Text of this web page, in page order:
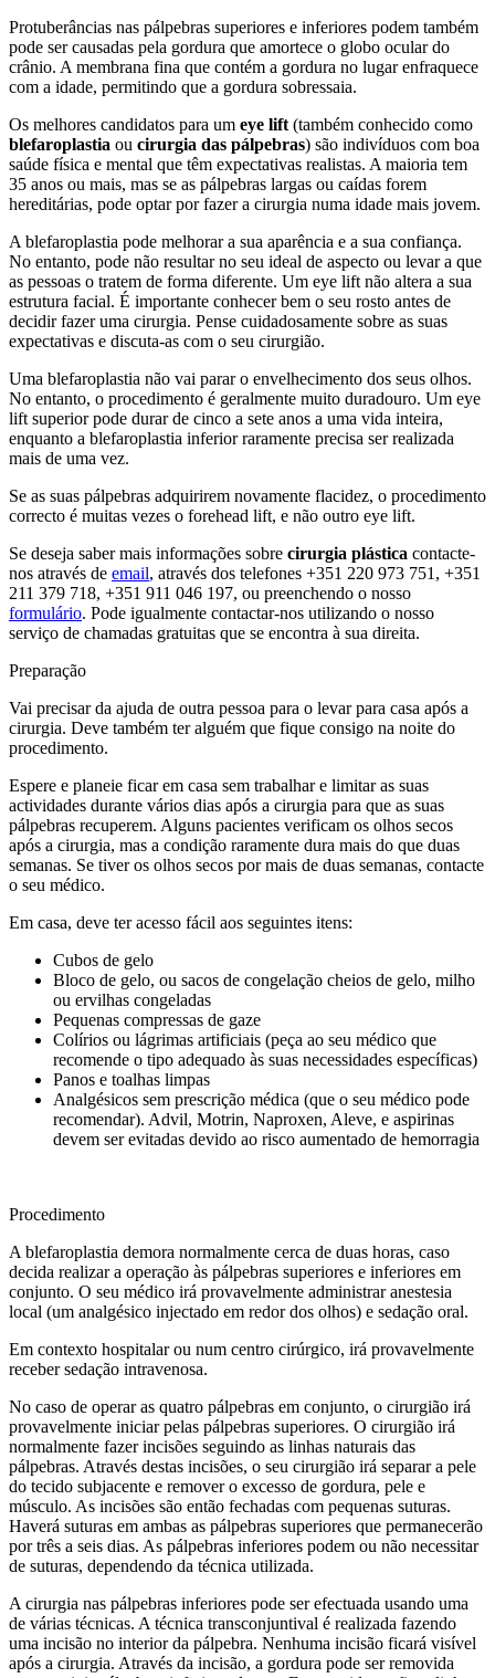
Protuberâncias nas pálpebras superiores e inferiores podem também
pode ser causadas pela gordura que amortece o globo ocular do
crânio. A membrana fina que contém a gordura no lugar enfraquece
com a idade, permitindo que a gordura sobressaia.
Os melhores candidatos para um eye lift (também conhecido como
blefaroplastia ou cirurgia das pálpebras) são indivíduos com boa
saúde física e mental que têm expectativas realistas. A maioria tem
35 anos ou mais, mas se as pálpebras largas ou caídas forem
hereditárias, pode optar por fazer a cirurgia numa idade mais jovem.
A blefaroplastia pode melhorar a sua aparência e a sua confiança.
No entanto, pode não resultar no seu ideal de aspecto ou levar a que
as pessoas o tratem de forma diferente. Um eye lift não altera a sua
estrutura facial. É importante conhecer bem o seu rosto antes de
decidir fazer uma cirurgia. Pense cuidadosamente sobre as suas
expectativas e discuta-as com o seu cirurgião.
Uma blefaroplastia não vai parar o envelhecimento dos seus olhos.
No entanto, o procedimento é geralmente muito duradouro. Um eye
lift superior pode durar de cinco a sete anos a uma vida inteira,
enquanto a blefaroplastia inferior raramente precisa ser realizada
mais de uma vez.
Se as suas pálpebras adquirirem novamente flacidez, o procedimento
correcto é muitas vezes o forehead lift, e não outro eye lift.
Se deseja saber mais informações sobre cirurgia plástica contacte-
nos através de email, através dos telefones +351 220 973 751, +351
211 379 718, +351 911 046 197, ou preenchendo o nosso
formulário. Pode igualmente contactar-nos utilizando o nosso
serviço de chamadas gratuitas que se encontra à sua direita.
Preparação
Vai precisar da ajuda de outra pessoa para o levar para casa após a
cirurgia. Deve também ter alguém que fique consigo na noite do
procedimento.
Espere e planeie ficar em casa sem trabalhar e limitar as suas
actividades durante vários dias após a cirurgia para que as suas
pálpebras recuperem. Alguns pacientes verificam os olhos secos
após a cirurgia, mas a condição raramente dura mais do que duas
semanas. Se tiver os olhos secos por mais de duas semanas, contacte
o seu médico.
Em casa, deve ter acesso fácil aos seguintes itens:
Cubos de gelo
Bloco de gelo, ou sacos de congelação cheios de gelo, milho
ou ervilhas congeladas
Pequenas compressas de gaze
Colírios ou lágrimas artificiais (peça ao seu médico que
recomende o tipo adequado às suas necessidades específicas)
Panos e toalhas limpas
Analgésicos sem prescrição médica (que o seu médico pode
recomendar). Advil, Motrin, Naproxen, Aleve, e aspirinas
devem ser evitadas devido ao risco aumentado de hemorragia
Procedimento
A blefaroplastia demora normalmente cerca de duas horas, caso
decida realizar a operação às pálpebras superiores e inferiores em
conjunto. O seu médico irá provavelmente administrar anestesia
local (um analgésico injectado em redor dos olhos) e sedação oral.
Em contexto hospitalar ou num centro cirúrgico, irá provavelmente
receber sedação intravenosa.
No caso de operar as quatro pálpebras em conjunto, o cirurgião irá
provavelmente iniciar pelas pálpebras superiores. O cirurgião irá
normalmente fazer incisões seguindo as linhas naturais das
pálpebras. Através destas incisões, o seu cirurgião irá separar a pele
do tecido subjacente e remover o excesso de gordura, pele e
músculo. As incisões são então fechadas com pequenas suturas.
Haverá suturas em ambas as pálpebras superiores que permanecerão
por três a seis dias. As pálpebras inferiores podem ou não necessitar
de suturas, dependendo da técnica utilizada.
A cirurgia nas pálpebras inferiores pode ser efectuada usando uma
de várias técnicas. A técnica transconjuntival é realizada fazendo
uma incisão no interior da pálpebra. Nenhuma incisão ficará visível
após a cirurgia. Através da incisão, a gordura pode ser removida